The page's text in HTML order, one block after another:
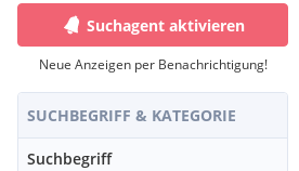
Suchagent aktivieren
Neue Anzeigen per Benachrichtigung!
SUCHBEGRIFF & KATEGORIE
Suchbegriff